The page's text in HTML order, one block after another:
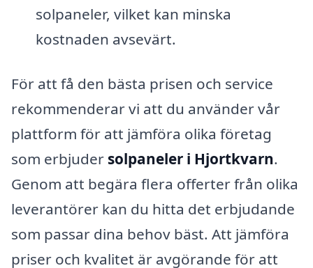
solpaneler, vilket kan minska
kostnaden avsevärt.
För att få den bästa prisen och service
rekommenderar vi att du använder vår
plattform för att jämföra olika företag
som erbjuder solpaneler i Hjortkvarn.
Genom att begära flera offerter från olika
leverantörer kan du hitta det erbjudande
som passar dina behov bäst. Att jämföra
priser och kvalitet är avgörande för att